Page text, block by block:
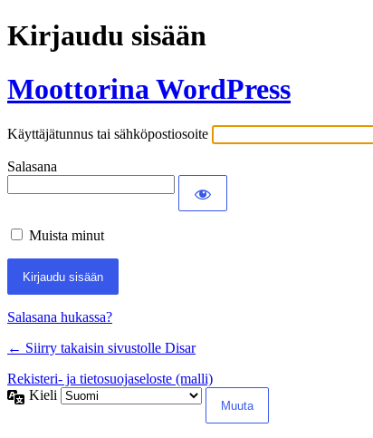
Kirjaudu sisään
Moottorina WordPress
Käyttäjätunnus tai sähköpostiosoite
Salasana
Muista minut
Salasana hukassa?
← Siirry takaisin sivustolle Disar
Rekisteri- ja tietosuojaseloste (malli)
Kieli